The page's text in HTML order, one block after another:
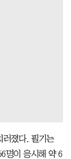
러졌다. 필기는
명이 응시해 약 6